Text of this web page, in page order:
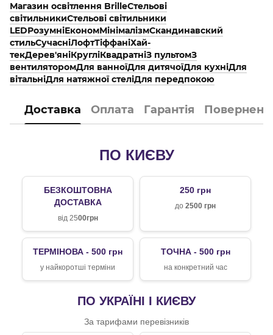
Магазин освітлення BrilleСтельові
світильникиСтельові світильники
LEDРозумніЕкономМінімалізмСкандинавский
стильСучасніЛофтТіффаніХай-
текДерев'яніКругліКвадратніЗ пультомЗ
вентиляторомДля ванноїДля дитячоїДля кухніДля
вітальніДля натяжної стеліДля передпокою
Доставка Оплата Гарантія
ПО КИЄВУ
БЕЗКОШТОВНА
ДОСТАВКА
від 2500грн
250 грн
до 2500 грн
ТЕРМІНОВА - 500 грн
у найкоротші терміни
ТОЧНА - 500 грн
на конкретний час
ПО УКРАЇНІ І КИЄВУ
За тарифами перевізників